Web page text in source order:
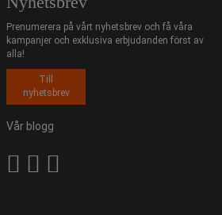
Prenumerera på vårt nyhetsbrev och få våra
kampanjer och exklusiva erbjudanden först av
alla!
Till
nyhetsbrev
Vår blogg